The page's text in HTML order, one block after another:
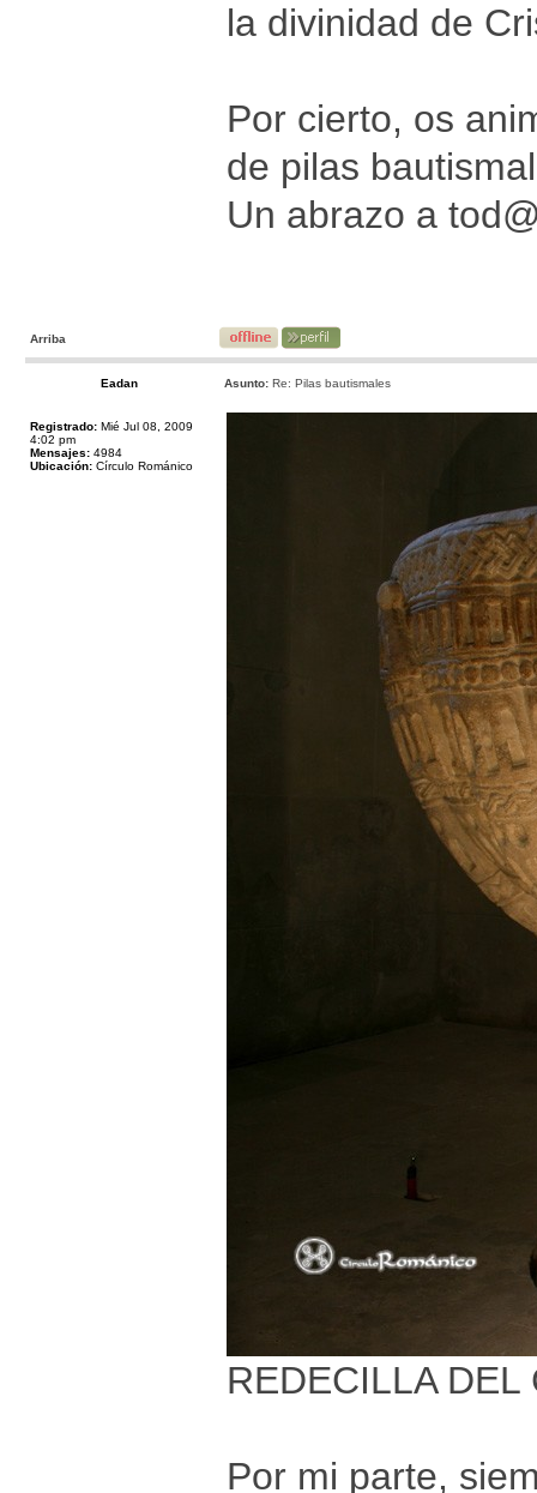
la divinidad de
Por cierto, os
de pilas
Un abrazo a
Arriba
Eadan Asunto: Re: Pilas bautismales
Registrado: Mié Jul 08, 2009
4:02 pm
Mensajes: 4984
Ubicación: Círculo Románico
REDECILLA
Por mi parte,